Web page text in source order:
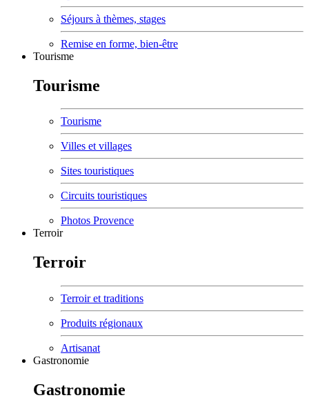
Séjours à thèmes, stages
Remise en forme, bien-être
Tourisme
Tourisme
Tourisme
Villes et villages
Sites touristiques
Circuits touristiques
Photos Provence
Terroir
Terroir
Terroir et traditions
Produits régionaux
Artisanat
Gastronomie
Gastronomie